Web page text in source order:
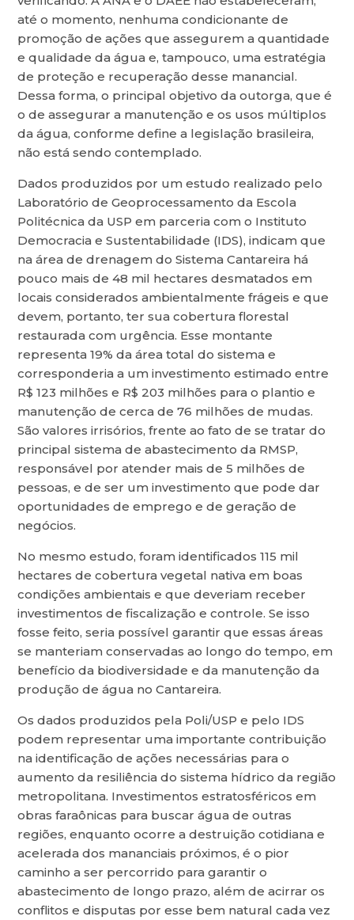
até o momento, nenhuma condicionante de
promoção de ações que assegurem a quantidade
e qualidade da água e, tampouco, uma estratégia
de proteção e recuperação desse manancial.
Dessa forma, o principal objetivo da outorga, que é
o de assegurar a manutenção e os usos múltiplos
da água, conforme define a legislação brasileira,
não está sendo contemplado.
Dados produzidos por um estudo realizado pelo
Laboratório de Geoprocessamento da Escola
Politécnica da USP em parceria com o Instituto
Democracia e Sustentabilidade (IDS), indicam que
na área de drenagem do Sistema Cantareira há
pouco mais de 48 mil hectares desmatados em
locais considerados ambientalmente frágeis e que
devem, portanto, ter sua cobertura florestal
restaurada com urgência. Esse montante
representa 19% da área total do sistema e
corresponderia a um investimento estimado entre
R$ 123 milhões e R$ 203 milhões para o plantio e
manutenção de cerca de 76 milhões de mudas.
São valores irrisórios, frente ao fato de se tratar do
principal sistema de abastecimento da RMSP,
responsável por atender mais de 5 milhões de
pessoas, e de ser um investimento que pode dar
oportunidades de emprego e de geração de
negócios.
No mesmo estudo, foram identificados 115 mil
hectares de cobertura vegetal nativa em boas
condições ambientais e que deveriam receber
investimentos de fiscalização e controle. Se isso
fosse feito, seria possível garantir que essas áreas
se manteriam conservadas ao longo do tempo, em
benefício da biodiversidade e da manutenção da
produção de água no Cantareira.
Os dados produzidos pela Poli/USP e pelo IDS
podem representar uma importante contribuição
na identificação de ações necessárias para o
aumento da resiliência do sistema hídrico da região
metropolitana. Investimentos estratosféricos em
obras faraônicas para buscar água de outras
regiões, enquanto ocorre a destruição cotidiana e
acelerada dos mananciais próximos, é o pior
caminho a ser percorrido para garantir o
abastecimento de longo prazo, além de acirrar os
conflitos e disputas por esse bem natural cada vez